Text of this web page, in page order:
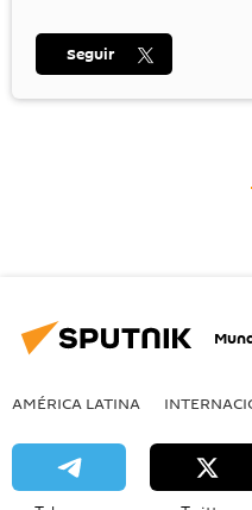
Seguir
AMÉRICA LATINA